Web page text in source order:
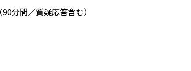
（90分間／質疑応答含む）